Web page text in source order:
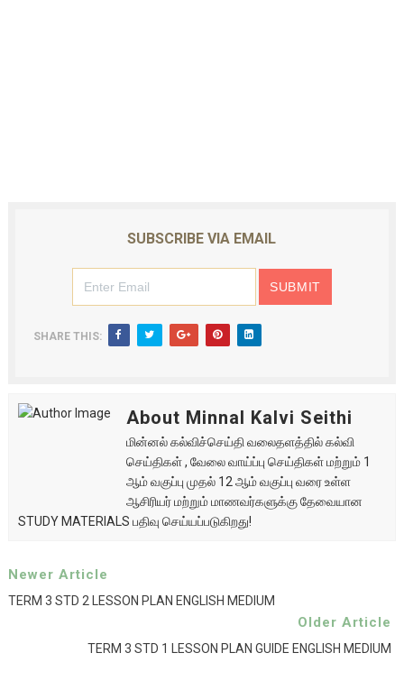
SUBSCRIBE VIA EMAIL
SHARE THIS:
About Minnal Kalvi Seithi
மின்னல் கல்விச்செய்தி வலைதளத்தில் கல்வி
செய்திகள் , வேலை வாய்ப்பு செய்திகள் மற்றும் 1
ஆம் வகுப்பு முதல் 12 ஆம் வகுப்பு வரை உள்ள
ஆசிரியர் மற்றும் மாணவர்களுக்கு தேவையான
STUDY MATERIALS பதிவு செய்யப்படுகிறது!
Newer Article
TERM 3 STD 2 LESSON PLAN ENGLISH MEDIUM
Older Article
TERM 3 STD 1 LESSON PLAN GUIDE ENGLISH MEDIUM